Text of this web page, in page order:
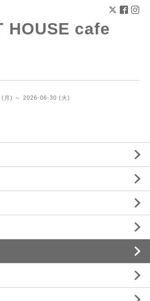
HOUSE cafe
月) ～ 2026-06-30 (火)